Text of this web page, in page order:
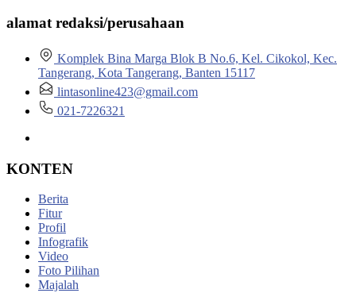
alamat redaksi/perusahaan
Komplek Bina Marga Blok B No.6, Kel. Cikokol, Kec.
Tangerang, Kota Tangerang, Banten 15117
lintasonline423@gmail.com
021-7226321
KONTEN
Berita
Fitur
Profil
Infografik
Video
Foto Pilihan
Majalah